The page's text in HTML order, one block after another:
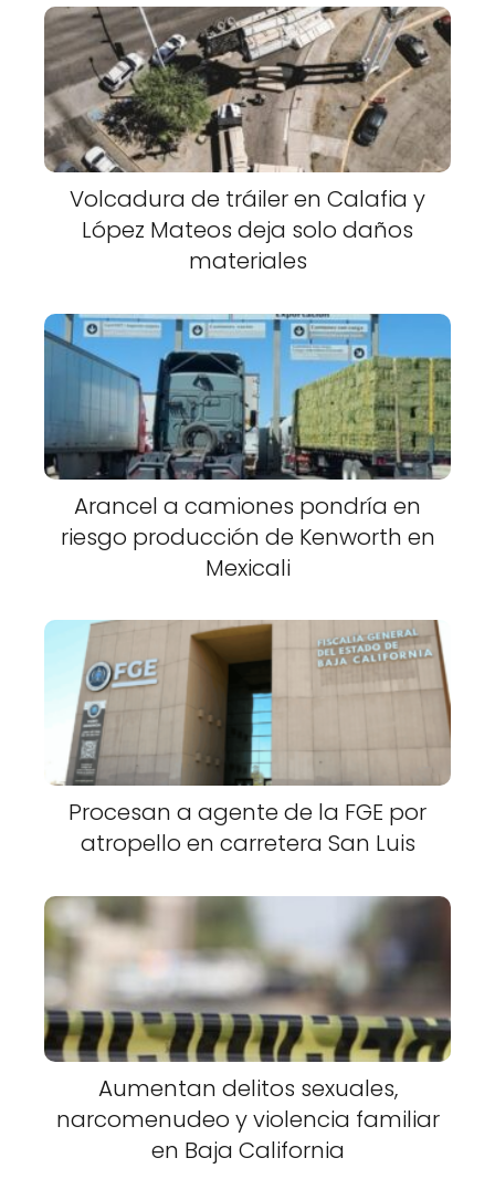
Volcadura de tráiler en Calafia y
López Mateos deja solo daños
materiales
Arancel a camiones pondría en
riesgo producción de Kenworth en
Mexicali
Procesan a agente de la FGE por
atropello en carretera San Luis
Aumentan delitos sexuales,
narcomenudeo y violencia familiar
en Baja California